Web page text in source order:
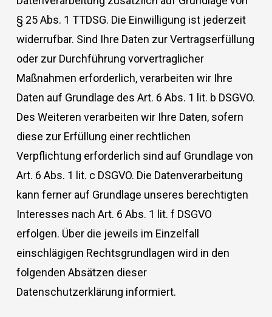
§ 25 Abs. 1 TTDSG. Die Einwilligung ist jederzeit
widerrufbar. Sind Ihre Daten zur Vertragserfüllung
oder zur Durchführung vorvertraglicher
Maßnahmen erforderlich, verarbeiten wir Ihre
Daten auf Grundlage des Art. 6 Abs. 1 lit. b DSGVO.
Des Weiteren verarbeiten wir Ihre Daten, sofern
diese zur Erfüllung einer rechtlichen
Verpflichtung erforderlich sind auf Grundlage von
Art. 6 Abs. 1 lit. c DSGVO. Die Datenverarbeitung
kann ferner auf Grundlage unseres berechtigten
Interesses nach Art. 6 Abs. 1 lit. f DSGVO
erfolgen. Über die jeweils im Einzelfall
einschlägigen Rechtsgrundlagen wird in den
folgenden Absätzen dieser
Datenschutzerklärung informiert.